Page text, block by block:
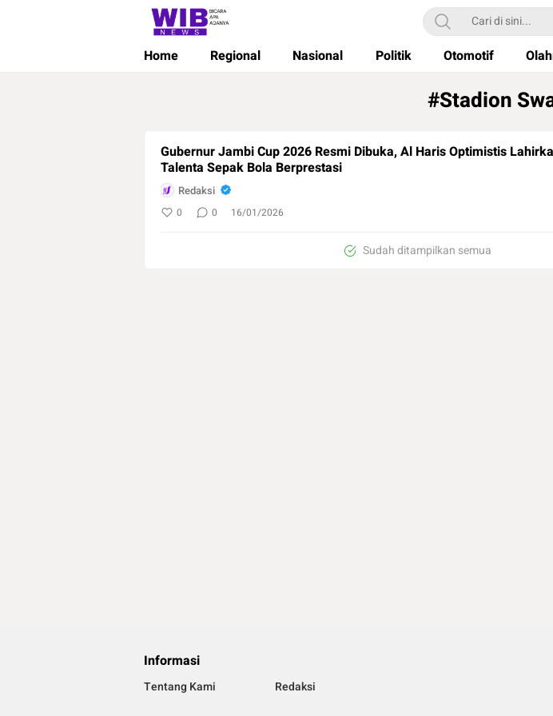
Wibnews
Waktu Indonesia Bicara
Home Regional Nasional Politik Otomotif
#Stadion
Gubernur Jambi Cup 2026 Resmi Dibuka, Al Haris Optimistis
Talenta Sepak Bola Berprestasi
Redaksi
0 0 16/01/2026
Sudah ditampilkan semua
Informasi
Tentang Kami Redaksi